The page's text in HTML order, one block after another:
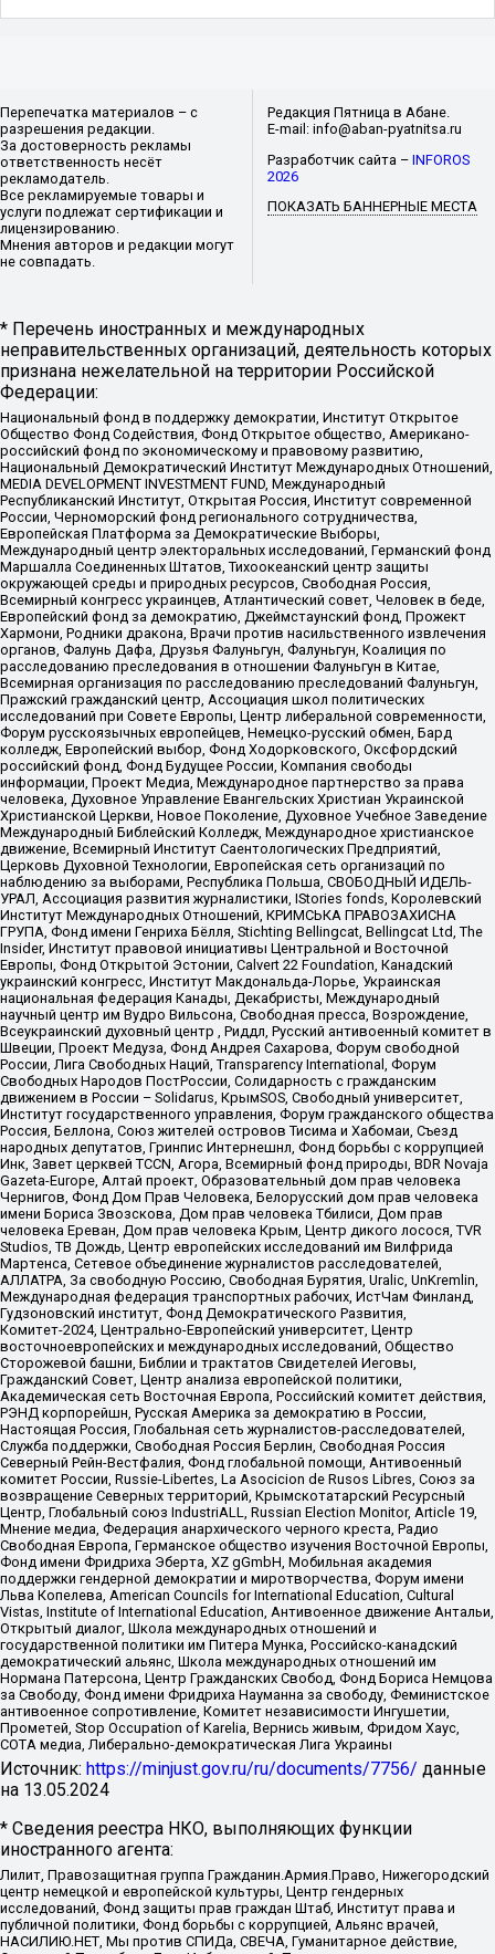
Перепечатка материалов – с
разрешения редакции.
За достоверность рекламы
ответственность несёт
рекламодатель.
Все рекламируемые товары и
услуги подлежат сертификации и
лицензированию.
Мнения авторов и редакции могут
не совпадать.
Редакция Пятница в Абане.
E-mail: info@aban-pyatnitsa.ru
Разработчик сайта –INFOROS
2026
ПОКАЗАТЬ БАННЕРНЫЕ МЕСТА
* Перечень иностранных и международных
неправительственных организаций, деятельность которых
признана нежелательной на территории Российской
Федерации:
Национальный фонд в поддержку демократии, Институт Открытое
Общество Фонд Содействия, Фонд Открытое общество, Американо-
российский фонд по экономическому и правовому развитию,
Национальный Демократический Институт Международных Отношений,
MEDIA DEVELOPMENT INVESTMENT FUND, Международный
Республиканский Институт, Открытая Россия, Институт современной
России, Черноморский фонд регионального сотрудничества,
Европейская Платформа за Демократические Выборы,
Международный центр электоральных исследований, Германский фонд
Маршалла Соединенных Штатов, Тихоокеанский центр защиты
окружающей среды и природных ресурсов, Свободная Россия,
Всемирный конгресс украинцев, Атлантический совет, Человек в беде,
Европейский фонд за демократию, Джеймстаунский фонд, Прожект
Хармони, Родники дракона, Врачи против насильственного извлечения
органов, Фалунь Дафа, Друзья Фалуньгун, Фалуньгун, Коалиция по
расследованию преследования в отношении Фалуньгун в Китае,
Всемирная организация по расследованию преследований Фалуньгун,
Пражский гражданский центр, Ассоциация школ политических
исследований при Совете Европы, Центр либеральной современности,
Форум русскоязычных европейцев, Немецко-русский обмен, Бард
колледж, Европейский выбор, Фонд Ходорковского, Оксфордский
российский фонд, Фонд Будущее России, Компания свободы
информации, Проект Медиа, Международное партнерство за права
человека, Духовное Управление Евангельских Христиан Украинской
Христианской Церкви, Новое Поколение, Духовное Учебное Заведение
Международный Библейский Колледж, Международное христианское
движение, Всемирный Институт Саентологических Предприятий,
Церковь Духовной Технологии, Европейская сеть организаций по
наблюдению за выборами, Республика Польша, СВОБОДНЫЙ ИДЕЛЬ-
УРАЛ, Ассоциация развития журналистики, IStories fonds, Королевский
Институт Международных Отношений, КРИМСЬКА ПРАВОЗАХИСНА
ГРУПА, Фонд имени Генриха Бёлля, Stichting Bellingcat, Bellingcat Ltd, The
Insider, Институт правовой инициативы Центральной и Восточной
Европы, Фонд Открытой Эстонии, Calvert 22 Foundation, Канадский
украинский конгресс, Институт Макдональда-Лорье, Украинская
национальная федерация Канады, Декабристы, Международный
научный центр им Вудро Вильсона, Свободная пресса, Возрождение,
Всеукраинский духовный центр , Риддл, Русский антивоенный комитет в
Швеции, Проект Медуза, Фонд Андрея Сахарова, Форум свободной
России, Лига Свободных Наций, Transparеncy International, Форум
Свободных Народов ПостРоссии, Солидарность с гражданским
движением в России – Solidarus, КрымSOS, Свободный университет,
Институт государственного управления, Форум гражданского общества
Россия, Беллона, Союз жителей островов Тисима и Хабомаи, Съезд
народных депутатов, Гринпис Интернешнл, Фонд борьбы с коррупцией
Инк, Завет церквей TCCN, Агора, Всемирный фонд природы, BDR Novaja
Gazeta-Europe, Алтай проект, Образовательный дом прав человека
Чернигов, Фонд Дом Прав Человека, Белорусский дом прав человека
имени Бориса Звозскова, Дом прав человека Тбилиси, Дом прав
человека Ереван, Дом прав человека Крым, Центр дикого лосося, TVR
Studios, ТВ Дождь, Центр европейских исследований им Вилфрида
Мартенса, Сетевое объединение журналистов расследователей,
АЛЛАТРА, За свободную Россию, Свободная Бурятия, Uralic, UnKremlin,
Международная федерация транспортных рабочих, ИстЧам Финланд,
Гудзоновский институт, Фонд Демократического Развития,
Комитет-2024, Центрально-Европейский университет, Центр
восточноевропейских и международных исследований, Общество
Сторожевой башни, Библии и трактатов Свидетелей Иеговы,
Гражданский Совет, Центр анализа европейской политики,
Академическая сеть Восточная Европа, Российский комитет действия,
РЭНД корпорейшн, Русская Америка за демократию в России,
Настоящая Россия, Глобальная сеть журналистов-расследователей,
Служба поддержки, Свободная Россия Берлин, Свободная Россия
Северный Рейн-Вестфалия, Фонд глобальной помощи, Антивоенный
комитет России, Russie-Libertes, La Asocicion de Rusos Libres, Союз за
возвращение Северных территорий, Крымскотатарский Ресурсный
Центр, Глобальный союз IndustriALL, Russian Election Monitor, Article 19,
Мнение медиа, Федерация анархического черного креста, Радио
Свободная Европа, Германское общество изучения Восточной Европы,
Фонд имени Фридриха Эберта, XZ gGmbH, Мобильная академия
поддержки гендерной демократии и миротворчества, Форум имени
Льва Копелева, American Councils for International Education, Cultural
Vistas, Institute of International Education, Антивоенное движение Антальи,
Открытый диалог, Школа международных отношений и
государственной политики им Питера Мунка, Российско-канадский
демократический альянс, Школа международных отношений им
Нормана Патерсона, Центр Гражданских Свобод, Фонд Бориса Немцова
за Свободу, Фонд имени Фридриха Науманна за свободу, Феминистское
антивоенное сопротивление, Комитет независимости Ингушетии,
Прометей, Stop Occupation of Karelia, Вернись живым, Фридом Хаус,
СОТА медиа, Либерально-демократическая Лига Украины
Источник: https://minjust.gov.ru/ru/documents/7756/ данные
на 13.05.2024
* Сведения реестра НКО, выполняющих функции
иностранного агента:
Лилит, Правозащитная группа Гражданин.Армия.Право, Нижегородский
центр немецкой и европейской культуры, Центр гендерных
исследований, Фонд защиты прав граждан Штаб, Институт права и
публичной политики, Фонд борьбы с коррупцией, Альянс врачей,
НАСИЛИЮ.НЕТ, Мы против СПИДа, СВЕЧА, Гуманитарное действие,